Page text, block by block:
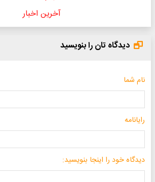
آخرین اخبار
دیدگاه تان را بنویسید
نام شما
رایانامه
دیدگاه خود را اینجا بنویسید: